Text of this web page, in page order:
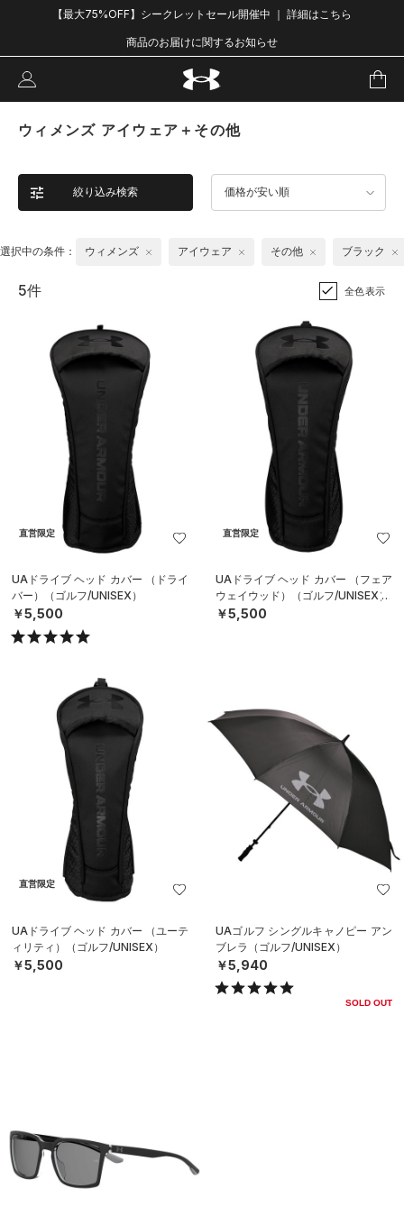
【最大75%OFF】シークレットセール開催中 ｜ 詳細はこちら
商品のお届けに関するお知らせ
ウィメンズ アイウェア＋その他
絞り込み検索 価格が安い順
選択中の条件： ウィメンズ アイウェア その他 ブラック
5件 全色表示
直営限定
UAドライブ ヘッド カバー （ドライ
バー）（ゴルフ/UNISEX）
￥5,500
直営限定
UAドライブ ヘッド カバー （フェア
ウェイウッド）（ゴルフ/UNISEX）
￥5,500
直営限定
UAドライブ ヘッド カバー （ユーテ
ィリティ）（ゴルフ/UNISEX）
￥5,500
UAゴルフ シングルキャノピー アン
ブレラ（ゴルフ/UNISEX）
￥5,940
SOLD OUT